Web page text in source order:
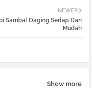
NEWER
Sambal Daging Sedap Dan
Mudah
Show more